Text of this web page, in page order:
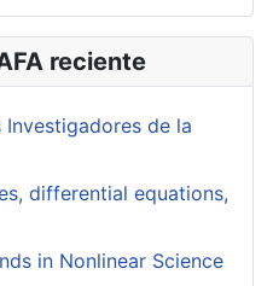
reciente
de la
differential equations,
in Nonlinear Science